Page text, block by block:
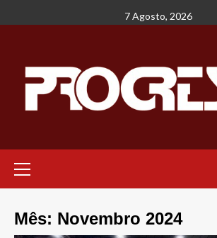
para
7 Agosto, 2026
principal
Mês: Novembro 2024